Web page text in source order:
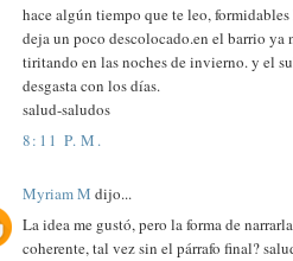
hace algún tiempo que te leo,
deja un poco descolocado.en el barrio ya
tiritando en las noches de invierno. y el
desgasta con los días.
salud-saludos
8:11 P. M.
Myriam M dijo...
La idea me gustó, pero la forma de
coherente, tal vez sin el párrafo final?